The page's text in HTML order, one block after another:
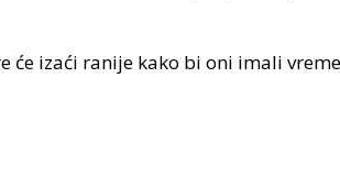
će izaći ranije kako bi oni imali